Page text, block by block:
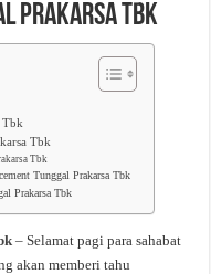
Prakarsa Tbk
Tbk
Tbk
Tbk
Tunggal Prakarsa Tbk
Prakarsa Tbk
– Selamat pagi para sahabat
akan memberi tahu